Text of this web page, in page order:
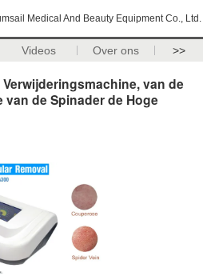
Medical And Beauty Equipment Co., Ltd.
Videos Over ons >>
van de
de Spinader de Hoge